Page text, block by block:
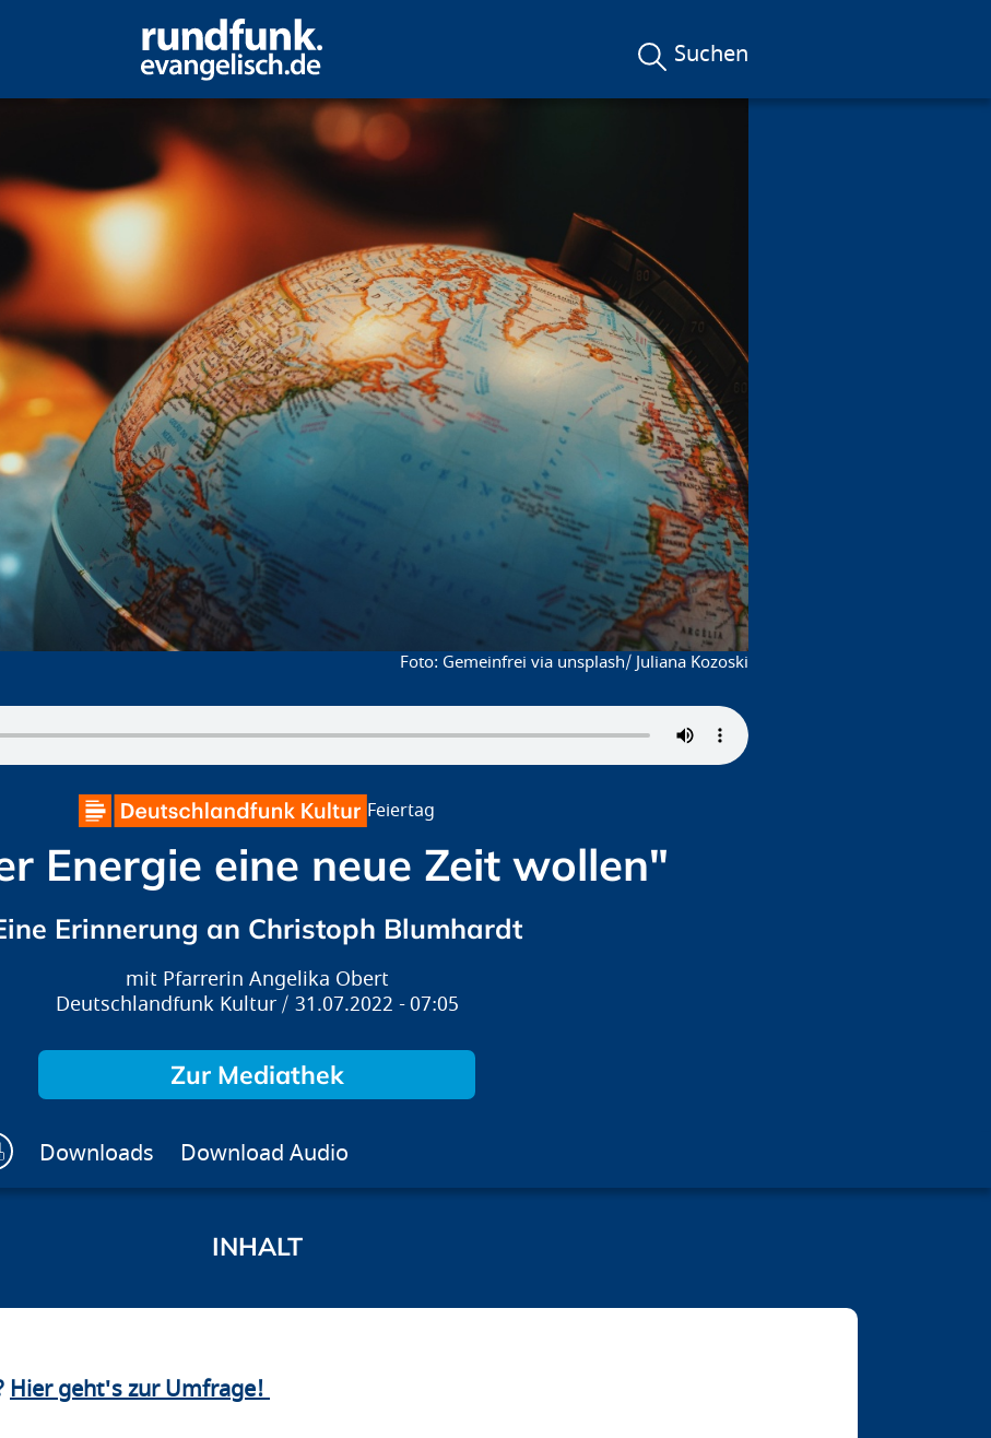
Suchen
eine neue Zeit wollen"
Gemeinfrei via unsplash/ Juliana Kozoski
Feiertag
Energie eine neue Zeit wollen"
Erinnerung an Christoph Blumhardt
Pfarrerin Angelika Obert
Deutschlandfunk Kultur
31.07.2022 07:05
Zur Mediathek
Downloads Download Audio
Hier geht's zur Umfrage!